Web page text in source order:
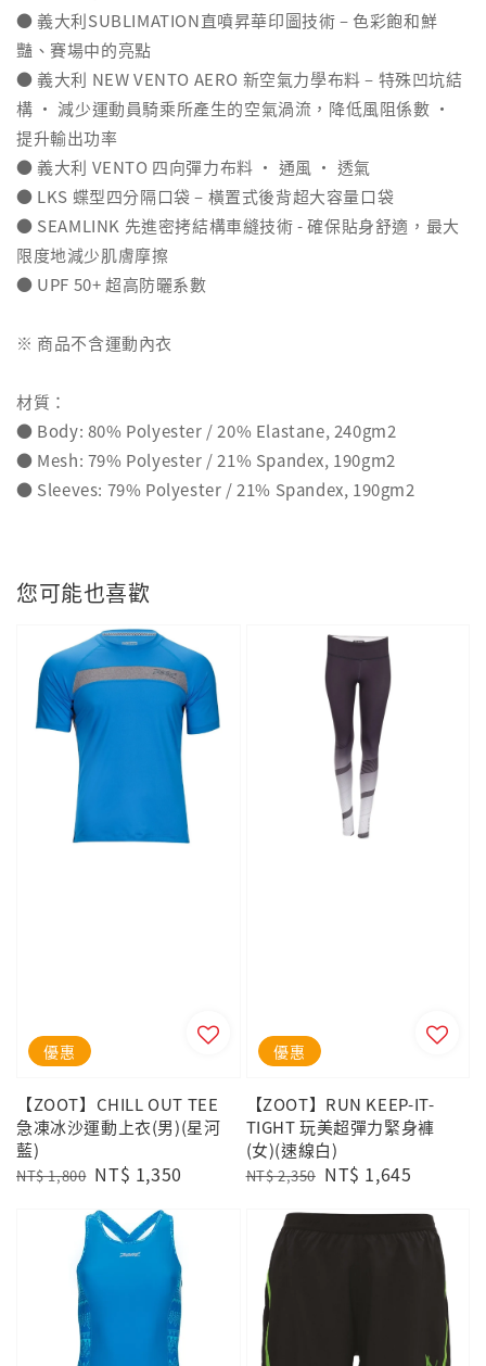
● 義大利SUBLIMATION直噴昇華印圖技術 – 色彩飽和鮮
豔、賽場中的亮點
● 義大利 NEW VENTO AERO 新空氣力學布料 – 特殊凹坑結
構 ‧ 減少運動員騎乘所產生的空氣渦流，降低風阻係數 ‧
提升輸出功率
● 義大利 VENTO 四向彈力布料 ‧ 通風 ‧ 透氣
● LKS 蝶型四分隔口袋 – 橫置式後背超大容量口袋
● SEAMLINK 先進密拷結構車縫技術 - 確保貼身舒適，最大
限度地減少肌膚摩擦
● UPF 50+ 超高防曬系數
※ 商品不含運動內衣
材質：
● Body: 80% Polyester / 20% Elastane, 240gm2
● Mesh: 79% Polyester / 21% Spandex, 190gm2
● Sleeves: 79% Polyester / 21% Spandex, 190gm2
您可能也喜歡
優惠
【ZOOT】CHILL OUT TEE
急凍冰沙運動上衣(男)(星河
藍)
Regular
NT$ 1,800 Sale
NT$ 1,350
優惠
【ZOOT】RUN KEEP-IT-
TIGHT 玩美超彈力緊身褲
(女)(速線白)
Regular
NT$ 2,350 Sale
NT$ 1,645